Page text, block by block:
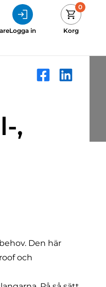
Logga in
0
Korg
,
Den här
och